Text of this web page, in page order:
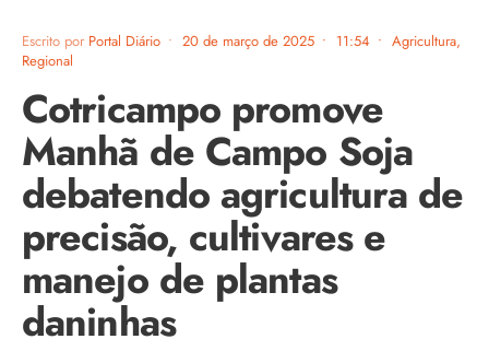
Escrito por Portal Diário • 20 de março de 2025 • 11:54 • Agricultura,
Regional
Cotricampo promove
Manhã de Campo Soja
debatendo agricultura de
precisão, cultivares e
manejo de plantas
daninhas